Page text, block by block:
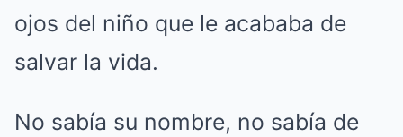
ojos del niño que le acababa de
salvar la vida.
No sabía su nombre, no sabía de